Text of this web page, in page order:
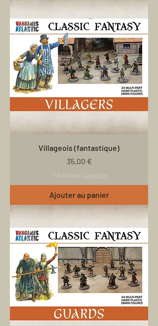
Villageois (fantastique)
Prix
35,00 €
TVA Incluse| Livraison
Ajouter au panier